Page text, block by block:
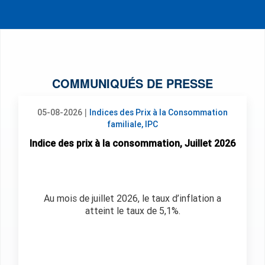
COMMUNIQUÉS DE PRESSE
05-08-2026 |
Indices des Prix à la Consommation
familiale, IPC
Indice des prix à la consommation, Juillet 2026
Au mois de juillet 2026, le taux d’inflation a
atteint le taux de 5,1%.